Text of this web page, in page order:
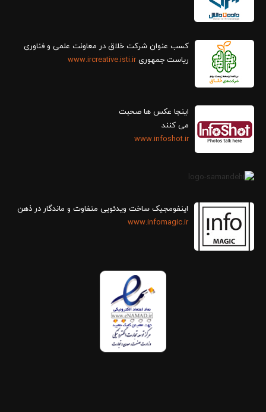
کسب عنوان شرکت خلاق در معاونت علمی و فناوری
ریاست جمهوریwww.ircreative.isti.ir
اینجا عکس ها صحبت
می کنند
www.infoshot.ir
اینفومجیک ساخت ویدئویی متفاوت و ماندگار در ذهن
www.infomagic.ir